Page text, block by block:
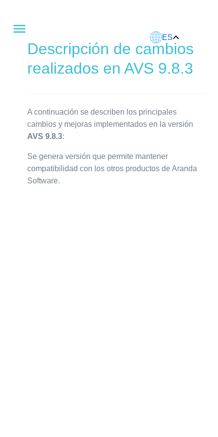
ES
Descripción de cambios
realizados en AVS 9.8.3
A continuación se describen los principales
cambios y mejoras implementados en la versión
AVS 9.8.3:
Se genera versión que permite mantener
compatibilidad con los otros productos de Aranda
Software.